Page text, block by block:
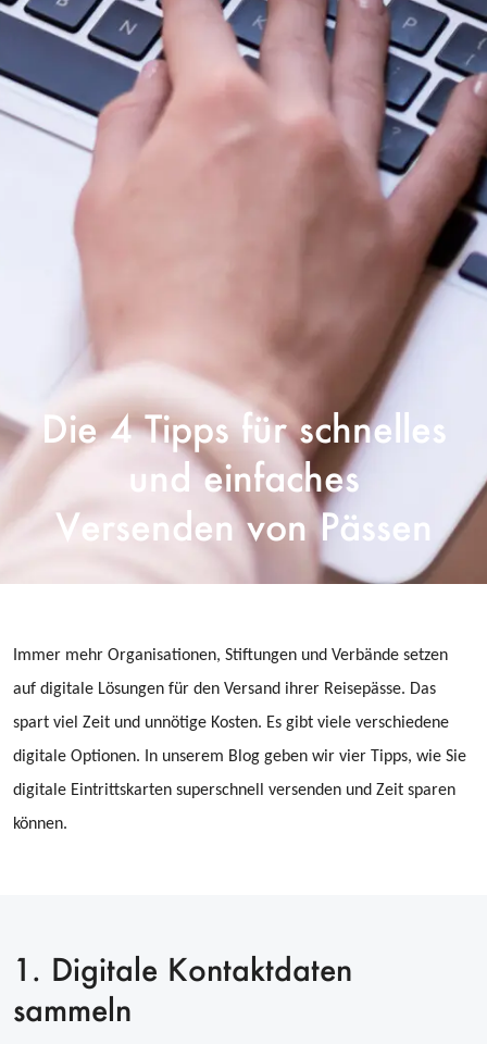
Die 4 Tipps für schnelles
und einfaches
Versenden von Pässen
Immer mehr Organisationen, Stiftungen und Verbände setzen
auf digitale Lösungen für den Versand ihrer Reisepässe. Das
spart viel Zeit und unnötige Kosten. Es gibt viele verschiedene
digitale Optionen.
In unserem Blog geben wir vier Tipps, wie Sie
digitale Eintrittskarten superschnell versenden und Zeit sparen
können.
1. Digitale Kontaktdaten
sammeln